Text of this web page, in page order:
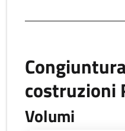
costruzioni
Volumi